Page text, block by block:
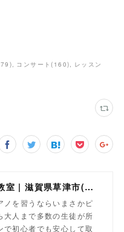
) コンサート( 160)
レッスン
いまさかピアノ教室 | 滋賀県草津市(南草津)のピアノ教室
ノを習うならいまさかピ
大人まで多数の生徒が所
で初心者でも安心して取